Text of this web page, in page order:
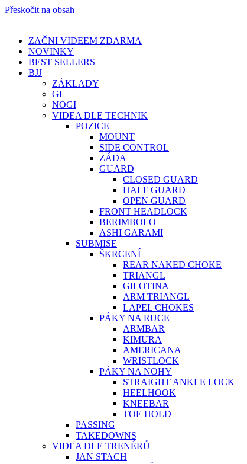
Přeskočit na obsah
ZAČNI VIDEEM ZDARMA
NOVINKY
BEST SELLERS
BJJ
ZÁKLADY
GI
NOGI
VIDEA DLE TECHNIK
POZICE
MOUNT
SIDE CONTROL
ZÁDA
GUARD
CLOSED GUARD
HALF GUARD
OPEN GUARD
FRONT HEADLOCK
BERIMBOLO
ASHI GARAMI
SUBMISE
ŠKRCENÍ
REAR NAKED CHOKE
TRIANGL
GILOTINA
ARM TRIANGL
LAPEL CHOKES
PÁKY NA RUCE
ARMBAR
KIMURA
AMERICANA
WRISTLOCK
PÁKY NA NOHY
STRAIGHT ANKLE LOCK
HEELHOOK
KNEEBAR
TOE HOLD
PASSING
TAKEDOWNS
VIDEA DLE TRENÉRŮ
JAN STACH